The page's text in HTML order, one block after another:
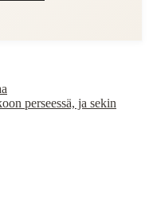
perseessä, ja sekin